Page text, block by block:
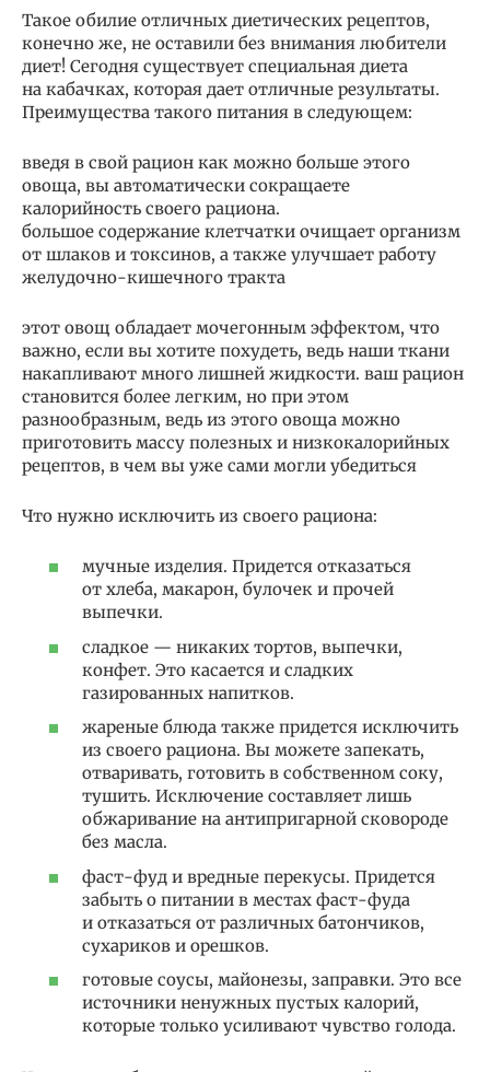
Такое обилие отличных диетических рецептов,
конечно же, не оставили без внимания любители
диет! Сегодня существует специальная диета
на кабачках, которая дает отличные результаты.
Преимущества такого питания в следующем:
введя в свой рацион как можно больше этого
овоща, вы автоматически сокращаете
калорийность своего рациона.
большое содержание клетчатки очищает организм
от шлаков и токсинов, а также улучшает работу
желудочно-кишечного тракта
этот овощ обладает мочегонным эффектом, что
важно, если вы хотите похудеть, ведь наши ткани
накапливают много лишней жидкости. ваш рацион
становится более легким, но при этом
разнообразным, ведь из этого овоща можно
приготовить массу полезных и низкокалорийных
рецептов, в чем вы уже сами могли убедиться
Что нужно исключить из своего рациона:
мучные изделия. Придется отказаться
от хлеба, макарон, булочек и прочей
выпечки.
сладкое — никаких тортов, выпечки,
конфет. Это касается и сладких
газированных напитков.
жареные блюда также придется исключить
из своего рациона. Вы можете запекать,
отваривать, готовить в собственном соку,
тушить. Исключение составляет лишь
обжаривание на антипригарной сковороде
без масла.
фаст-фуд и вредные перекусы. Придется
забыть о питании в местах фаст-фуда
и отказаться от различных батончиков,
сухариков и орешков.
готовые соусы, майонезы, заправки. Это все
источники ненужных пустых калорий,
которые только усиливают чувство голода.